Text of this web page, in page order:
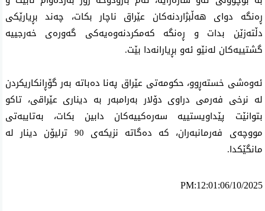
ڕەنگە دوای هەڵبژاردنەكان عێراق ناچار بكات، چەند بڕیارێكی
دڵتەزێن بدات و ڕەنگە كەمكردنەوەیەكی گەورەی خەرجییە
گشتییەكان لەنێو ئەو بڕیارانەدا بێت.
ئەوەشی خستەڕوو، حكومەتی عێراق پەنا دەباتە بەر گۆڕانكاريكردن
لە نرخی فەرمی دراوی دۆلار بەرامبەر بە دیناری عێراقی، تاكو
بتوانێت پێداویستییە سەرەكییەكان دابین بكات، بەتایبەتی
مووچەی فەرمانبەران، كە دەگاتە نزیكەی 90 ترلیۆن دینار لە
مانگێكدا.
PM:12:01:06/10/2025